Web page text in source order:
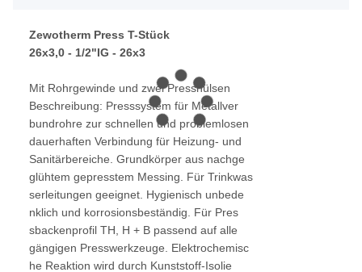
Zewotherm Press T-Stück
26x3,0 - 1/2"IG - 26x3
Mit Rohrgewinde und zwei Presshülsen
Beschreibung: Presssystem für Metallver
bundrohre zur schnellen und problemlosen
dauerhaften Verbindung für Heizung- und
Sanitärbereiche. Grundkörper aus nachge
glühtem gepresstem Messing. Für Trinkwas
serleitungen geeignet. Hygienisch unbede
nklich und korrosionsbeständig. Für Pres
sbackenprofil TH, H + B passend auf alle
gängigen Presswerkzeuge. Elektrochemisc
he Reaktion wird durch Kunststoff-Isolie